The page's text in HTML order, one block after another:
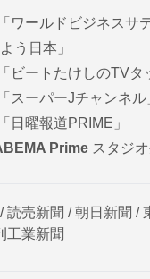
「ワールドビジネスサ
う日本」
「ビートたけしのTVタ
「スーパーJチャンネル
日曜報道PRIME」
Prime スタジ
読売新聞 / 朝日新聞 /
工業新聞